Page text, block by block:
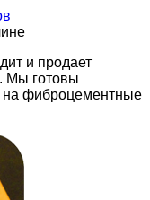
и продает
Мы готовы
на фиброцементные